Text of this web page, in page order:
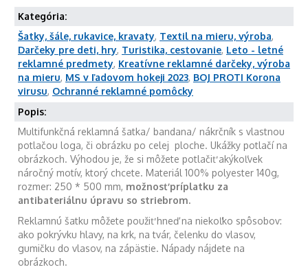
Kategória:
Šatky, šále, rukavice, kravaty, Textil na mieru, výroba,
Darčeky pre deti, hry, Turistika, cestovanie, Leto - letné
reklamné predmety, Kreatívne reklamné darčeky, výroba
na mieru, MS v ľadovom hokeji 2023, BOJ PROTI Korona
virusu, Ochranné reklamné pomôcky
Popis:
Multifunkčná reklamná šatka/ bandana/ nákrčník s vlastnou
potlačou loga, či obrázku po celej ploche. Ukážky potlačí na
obrázkoch. Výhodou je, že si môžete potlačiť akýkoľvek
náročný motív, ktorý chcete. Materiál 100% polyester 140g,
rozmer: 250 * 500 mm, možnosť príplatku za
antibateriálnu úpravu so striebrom.
Reklamnú šatku môžete použiť hneď na niekoľko spôsobov:
ako pokrývku hlavy, na krk, na tvár, čelenku do vlasov,
gumičku do vlasov, na zápästie. Nápady nájdete na
obrázkoch.